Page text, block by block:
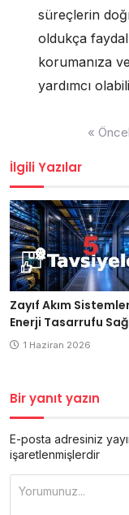
süreçlerin
oldukça
korumanıza
yardımcı
«
İlgili Yazılar
Zayıf Akım
Enerji Tasarrufu
1 Haziran 2026
Bir yanıt yazın
E-posta adresiniz
işaretlenmişlerdir